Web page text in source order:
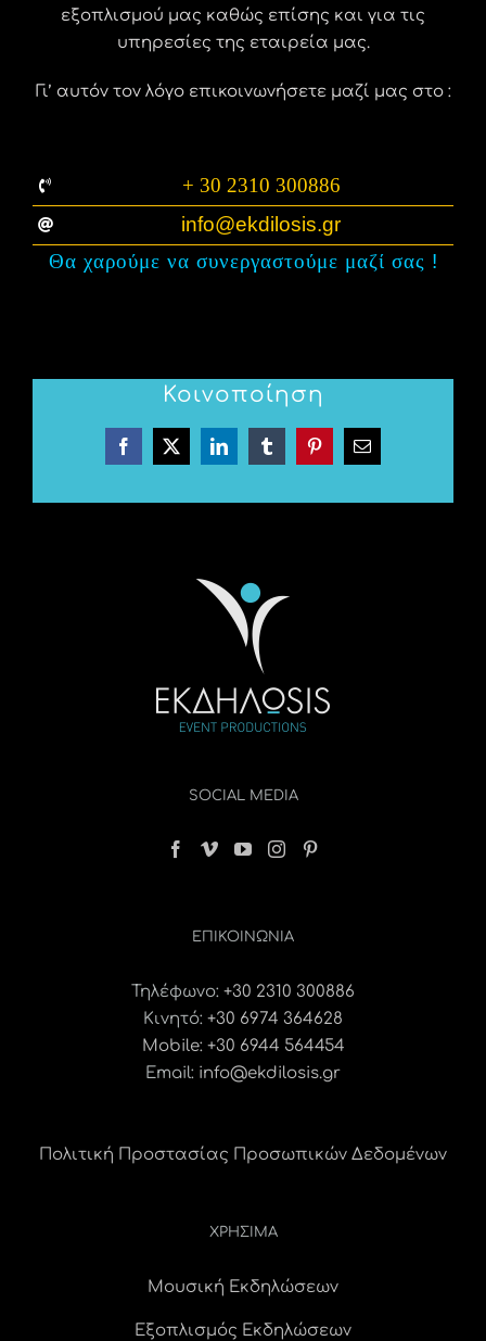
εξοπλισμού μας καθώς επίσης και για τις
υπηρεσίες της εταιρεία μας.
Γι’ αυτόν τον λόγο επικοινωνήσετε μαζί μας στο :
+ 30 2310 300886
info@ekdilosis.gr
Θα χαρούμε να συνεργαστούμε μαζί σας !
Κοινοποίηση
Facebook
X LinkedInTumblrPinterestEmail
SOCIAL MEDIA
ΕΠΙΚΟΙΝΩΝΊΑ
Τηλέφωνο: +30 2310 300886
Κινητό: +30 6974 364628
Mobile: +30 6944 564454
Email: info@ekdilosis.gr
Πολιτική Προστασίας Προσωπικών Δεδομένων
ΧΡΗΣΙΜΑ
Μουσική Εκδηλώσεων
Εξοπλισμός Εκδηλώσεων